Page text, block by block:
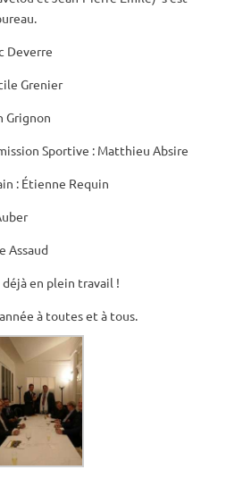
Deverre
Grenier
Grignon
Sportive : Matthieu Absire
: Étienne Requin
Assaud
en plein travail !
à toutes et à tous.